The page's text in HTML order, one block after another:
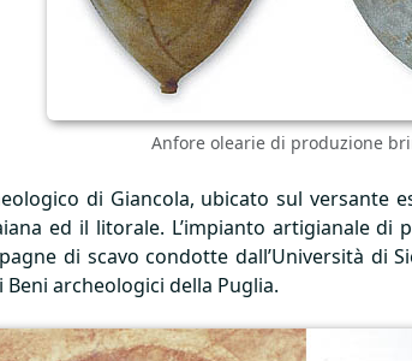
Anfore olearie di produzione
di Giancola, ubicato sul versante
ed il litorale. L’impianto artigianale
di scavo condotte dall’Università di
archeologici della Puglia.